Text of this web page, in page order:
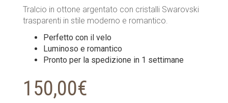
Tralcio in ottone argentato con cristalli Swarovski
trasparenti in stile moderno e romantico.
Perfetto con il velo
Luminoso e romantico
Pronto per la spedizione in 1 settimane
150,00€